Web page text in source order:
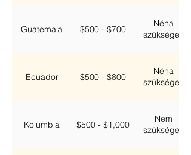
Guatemala $500 - $700
Néha
szükséges
Ecuador $500 - $800
Néha
szükséges
Kolumbia $500 - $1,000
Nem
szükséges